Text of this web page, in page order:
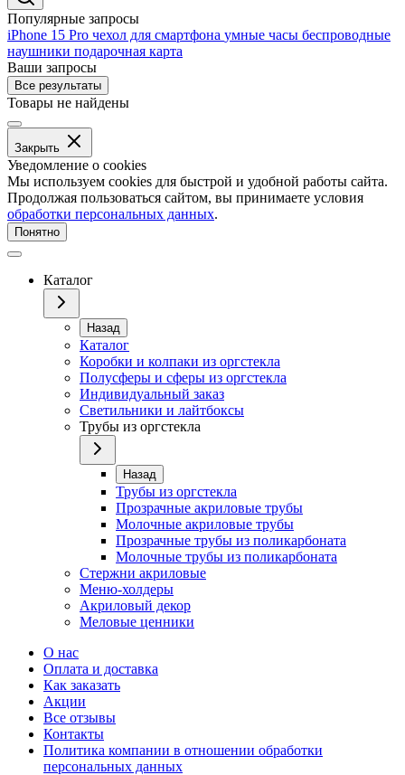
Популярные запросы
iPhone 15 Pro чехол для смартфона умные часы беспроводные
наушники подарочная карта
Ваши запросы
Все результаты
Товары не найдены
Закрыть
Уведомление о cookies
Мы используем cookies для быстрой и удобной работы сайта.
Продолжая пользоваться сайтом, вы принимаете условия
обработки персональных данных.
Понятно
Каталог
Назад
Каталог
Коробки и колпаки из оргстекла
Полусферы и сферы из оргстекла
Индивидуальный заказ
Светильники и лайтбоксы
Трубы из оргстекла
Назад
Трубы из оргстекла
Прозрачные акриловые трубы
Молочные акриловые трубы
Прозрачные трубы из поликарбоната
Молочные трубы из поликарбоната
Стержни акриловые
Меню-холдеры
Акриловый декор
Меловые ценники
О нас
Оплата и доставка
Как заказать
Акции
Все отзывы
Контакты​
Политика компании в отношении обработки
персональных данных